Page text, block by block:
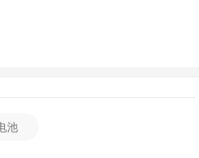
的动力补充。高倍率性能保证整个
术成果转化，全力推动整个商用车
池